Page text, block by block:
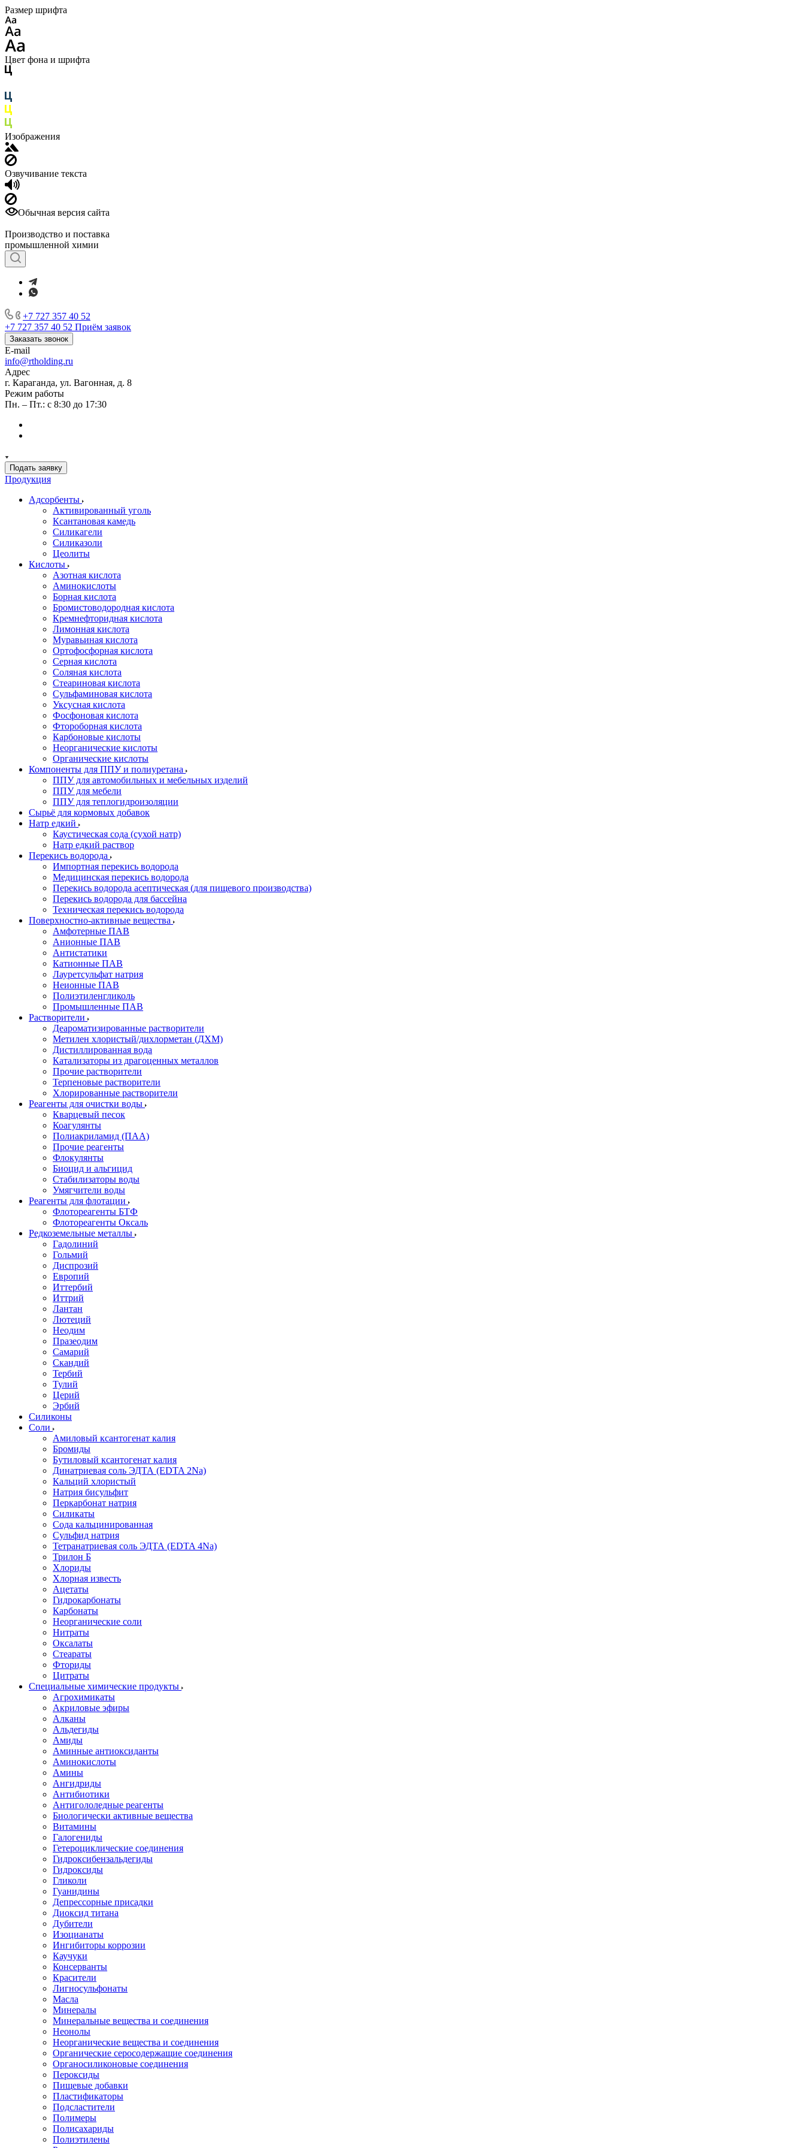
Размер шрифта
Цвет фона и шрифта
Изображения
Озвучивание текста
Обычная версия сайта
Производство и поставка
промышленной химии
+7 727 357 40 52
+7 727 357 40 52 Приём заявок
Заказать звонок
E-mail
info@rtholding.ru
Адрес
г. Караганда, ул. Вагонная, д. 8
Режим работы
Пн. – Пт.: с 8:30 до 17:30
Подать заявку
Продукция
Адсорбенты
Активированный уголь
Ксантановая камедь
Силикагели
Силиказоли
Цеолиты
Кислоты
Азотная кислота
Аминокислоты
Борная кислота
Бромистоводородная кислота
Кремнефторидная кислота
Лимонная кислота
Муравьиная кислота
Ортофосфорная кислота
Серная кислота
Соляная кислота
Стеариновая кислота
Сульфаминовая кислота
Уксусная кислота
Фосфоновая кислота
Фтороборная кислота
Карбоновые кислоты
Неорганические кислоты
Органические кислоты
Компоненты для ППУ и полиуретана
ППУ для автомобильных и мебельных изделий
ППУ для мебели
ППУ для теплогидроизоляции
Сырьё для кормовых добавок
Натр едкий
Каустическая сода (сухой натр)
Натр едкий раствор
Перекись водорода
Импортная перекись водорода
Медицинская перекись водорода
Перекись водорода асептическая (для пищевого производства)
Перекись водорода для бассейна
Техническая перекись водорода
Поверхностно-активные вещества
Амфотерные ПАВ
Анионные ПАВ
Антистатики
Катионные ПАВ
Лауретсульфат натрия
Неионные ПАВ
Полиэтиленгликоль
Промышленные ПАВ
Растворители
Деароматизированные растворители
Метилен хлористый/дихлорметан (ДХМ)
Дистиллированная вода
Катализаторы из драгоценных металлов
Прочие растворители
Терпеновые растворители
Хлорированные растворители
Реагенты для очистки воды
Кварцевый песок
Коагулянты
Полиакриламид (ПАА)
Прочие реагенты
Флокулянты
Биоцид и альгицид
Стабилизаторы воды
Умягчители воды
Реагенты для флотации
Флотореагенты БТФ
Флотореагенты Оксаль
Редкоземельные металлы
Гадолиний
Гольмий
Диспрозий
Европий
Иттербий
Иттрий
Лантан
Лютеций
Неодим
Празеодим
Самарий
Скандий
Тербий
Тулий
Церий
Эрбий
Силиконы
Соли
Амиловый ксантогенат калия
Бромиды
Бутиловый ксантогенат калия
Динатриевая соль ЭДТА (EDTA 2Na)
Кальций хлористый
Натрия бисульфит
Перкарбонат натрия
Силикаты
Сода кальцинированная
Сульфид натрия
Тетранатриевая соль ЭДТА (EDTA 4Na)
Трилон Б
Хлориды
Хлорная известь
Ацетаты
Гидрокарбонаты
Карбонаты
Неорганические соли
Нитраты
Оксалаты
Стеараты
Фториды
Цитраты
Специальные химические продукты
Агрохимикаты
Акриловые эфиры
Алканы
Альдегиды
Амиды
Аминные антиоксиданты
Аминокислоты
Амины
Ангидриды
Антибиотики
Антигололедные реагенты
Биологически активные вещества
Витамины
Галогениды
Гетероциклические соединения
Гидроксибензальдегиды
Гидроксиды
Гликоли
Гуанидины
Депрессорные присадки
Диоксид титана
Дубители
Изоцианаты
Ингибиторы коррозии
Каучуки
Консерванты
Красители
Лигносульфонаты
Масла
Минералы
Минеральные вещества и соединения
Неонолы
Неорганические вещества и соединения
Органические серосодержащие соединения
Органосиликоновые соединения
Пероксиды
Пищевые добавки
Пластификаторы
Подсластители
Полимеры
Полисахариды
Полиэтилены